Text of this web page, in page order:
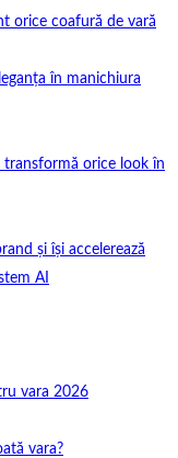
orice coafură de vară
în manichiura
orice look în
și își accelerează
AI
vara 2026
vara?